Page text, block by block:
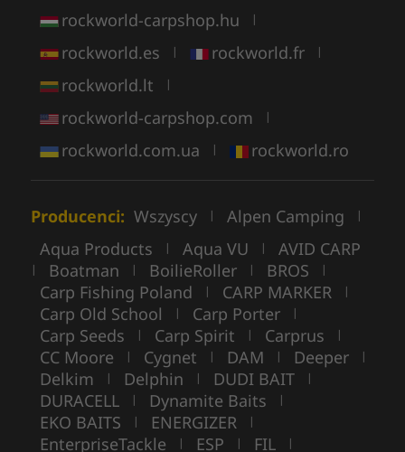
rockworld-carpshop.hu |
rockworld.es | rockworld.fr |
rockworld.lt |
rockworld-carpshop.com |
rockworld.com.ua | rockworld.ro
Producenci: Wszyscy | Alpen Camping |
Aqua Products | Aqua VU | AVID CARP
| Boatman | BoilieRoller | BROS |
Carp Fishing Poland | CARP MARKER |
Carp Old School | Carp Porter |
Carp Seeds | Carp Spirit | Carprus |
CC Moore | Cygnet | DAM | Deeper |
Delkim | Delphin | DUDI BAIT |
DURACELL | Dynamite Baits |
EKO BAITS | ENERGIZER |
EnterpriseTackle | ESP | FIL |